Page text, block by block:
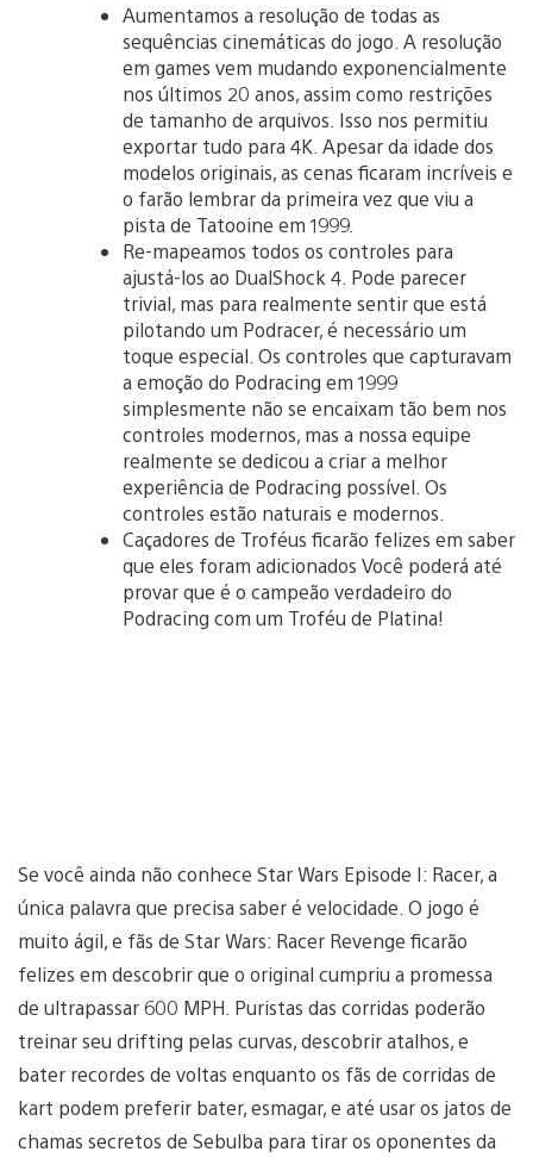
Aumentamos a resolução de todas as
sequências cinemáticas do jogo. A resolução
em games vem mudando exponencialmente
nos últimos 20 anos, assim como restrições
de tamanho de arquivos. Isso nos permitiu
exportar tudo para 4K. Apesar da idade dos
modelos originais, as cenas ficaram incríveis e
o farão lembrar da primeira vez que viu a
pista de Tatooine em 1999.
Re-mapeamos todos os controles para
ajustá-los ao DualShock 4. Pode parecer
trivial, mas para realmente sentir que está
pilotando um Podracer, é necessário um
toque especial. Os controles que capturavam
a emoção do Podracing em 1999
simplesmente não se encaixam tão bem nos
controles modernos, mas a nossa equipe
realmente se dedicou a criar a melhor
experiência de Podracing possível. Os
controles estão naturais e modernos.
Caçadores de Troféus ficarão felizes em saber
que eles foram adicionados Você poderá até
provar que é o campeão verdadeiro do
Podracing com um Troféu de Platina!
Se você ainda não conhece Star Wars Episode I: Racer, a
única palavra que precisa saber é velocidade. O jogo é
muito ágil, e fãs de Star Wars: Racer Revenge ficarão
felizes em descobrir que o original cumpriu a promessa
de ultrapassar 600 MPH. Puristas das corridas poderão
treinar seu drifting pelas curvas, descobrir atalhos, e
bater recordes de voltas enquanto os fãs de corridas de
kart podem preferir bater, esmagar, e até usar os jatos de
chamas secretos de Sebulba para tirar os oponentes da